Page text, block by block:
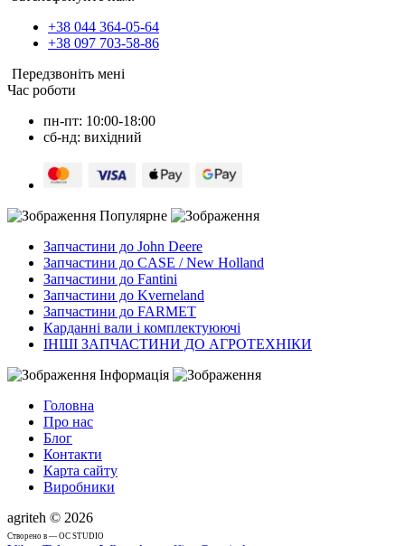
+38 044 364-05-64
+38 097 703-58-86
Передзвоніть мені
Час роботи
пн-пт: 10:00-18:00
сб-нд: вихідний
Популярне
Запчастини до John Deere
Запчастини до CASE / New Holland
Запчастини до Fantini
Запчастини до Kverneland
Запчастини до FARMET
Карданні вали і комплектуюючі
ІНШІ ЗАПЧАСТИНИ ДО АГРОТЕХНІКИ
Інформація
Головна
Про нас
Блог
Контакти
Карта сайту
Виробники
agriteh © 2026
Cтворено в — OC STUDIO